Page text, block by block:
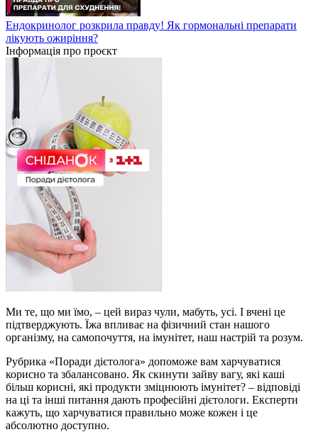
Ендокринолог розкрила правду! Як гормональні препарати
лікують ожиріння?
Інформація про проєкт
Ми те, що ми їмо, – цей вираз чули, мабуть, усі. І вчені це
підтверджують. Їжа впливає на фізичний стан нашого
організму, на самопочуття, на імунітет, наш настрій та розум.
Рубрика «Поради дієтолога» допоможе вам харчуватися
корисно та збалансовано. Як скинути зайву вагу, які каші
більш корисні, які продукти зміцнюють імунітет? – відповіді
на ці та інші питання дають професійні дієтологи. Експерти
кажуть, що харчуватися правильно може кожен і це
абсолютно доступно.